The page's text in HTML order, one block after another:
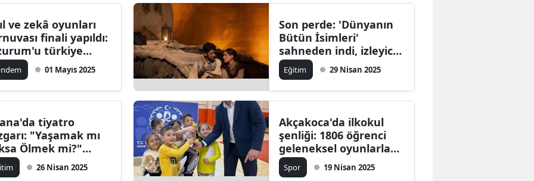
Mersin
İstanbul
İzmir
Kastamonu
Kayseri
Kırklareli
ve zekâ oyunları
finali yapıldı:
türkiye
temsil
01 Mayıs 2025
Son perde: 'Dünyanın
Bütün İsimleri'
sahneden indi, izleyici
sayısı şaşırttı!
Eğitim 29 Nisan 2025
tiyatro
"Yaşamak mı
Ölmek mi?"
beğeni topladı
26 Nisan 2025
Akçakoca'da ilkokul
şenliği: 1806 öğrenci
geleneksel oyunlarla
coştu
Spor 19 Nisan 2025